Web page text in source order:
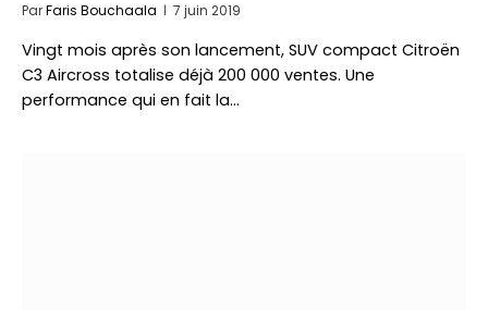
ParFaris Bouchaala 7 juin 2019
Vingt mois après son lancement, SUV compact Citroën
C3 Aircross totalise déjà 200 000 ventes. Une
performance qui en fait la…